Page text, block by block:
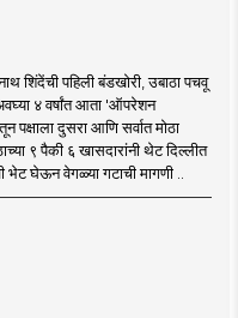
शिंदेंची पहिली बंडखोरी, उबाठा पचवू
४ वर्षांत आता 'ऑपरेशन
पक्षाला दुसरा आणि सर्वात मोठा
९ पैकी ६ खासदारांनी थेट दिल्लीत
भेट घेऊन वेगळ्या गटाची मागणी ..